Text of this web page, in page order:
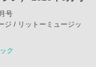
号
ジ / リットーミュージッ
ク